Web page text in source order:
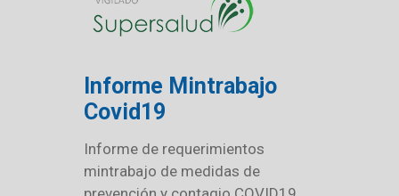
Informe Mintrabajo
Covid19
Informe de requerimientos
mintrabajo de medidas de